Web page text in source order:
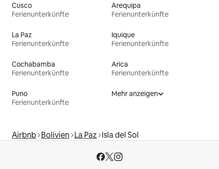
Cusco
Ferienunterkünfte
Arequipa
Ferienunterkünfte
La Paz
Ferienunterkünfte
Iquique
Ferienunterkünfte
Cochabamba
Ferienunterkünfte
Arica
Ferienunterkünfte
Puno
Ferienunterkünfte
Mehr anzeigen
Airbnb Bolivien La Paz Isla del Sol